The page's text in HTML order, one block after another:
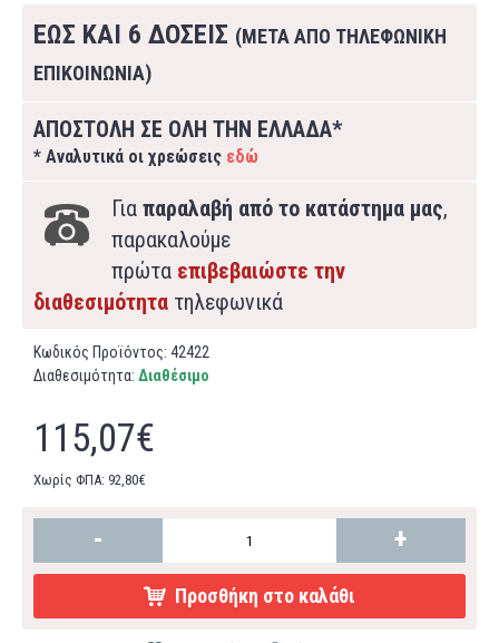
ΕΩΣ ΚΑΙ 6 ΔΟΣΕΙΣ (ΜΕΤΑ ΑΠΟ ΤΗΛΕΦΩΝΙΚΗ
ΕΠΙΚΟΙΝΩΝΙΑ)
ΑΠΟΣΤΟΛΗ ΣΕ ΟΛΗ ΤΗΝ ΕΛΛΑΔΑ*
* Αναλυτικά οι χρεώσεις εδώ
Για παραλαβή από το κατάστημα μας,
παρακαλούμε
πρώτα επιβεβαιώστε την
διαθεσιμότητα τηλεφωνικά
Κωδικός Προϊόντος: 42422
Διαθεσιμότητα: Διαθέσιμο
115,07€
Χωρίς ΦΠΑ: 92,80€
- +
Προσθήκη στο καλάθι